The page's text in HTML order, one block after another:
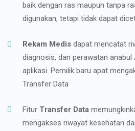
baik dengan ras maupun tanpa
digunakan, tetapi tidak dapat
Rekam Medis dapat mencatat
diagnosis, dan perawatan
aplikasi. Pemilik baru apat
Transfer Data
Fitur Transfer Data
mengakses riwayat kesehatan